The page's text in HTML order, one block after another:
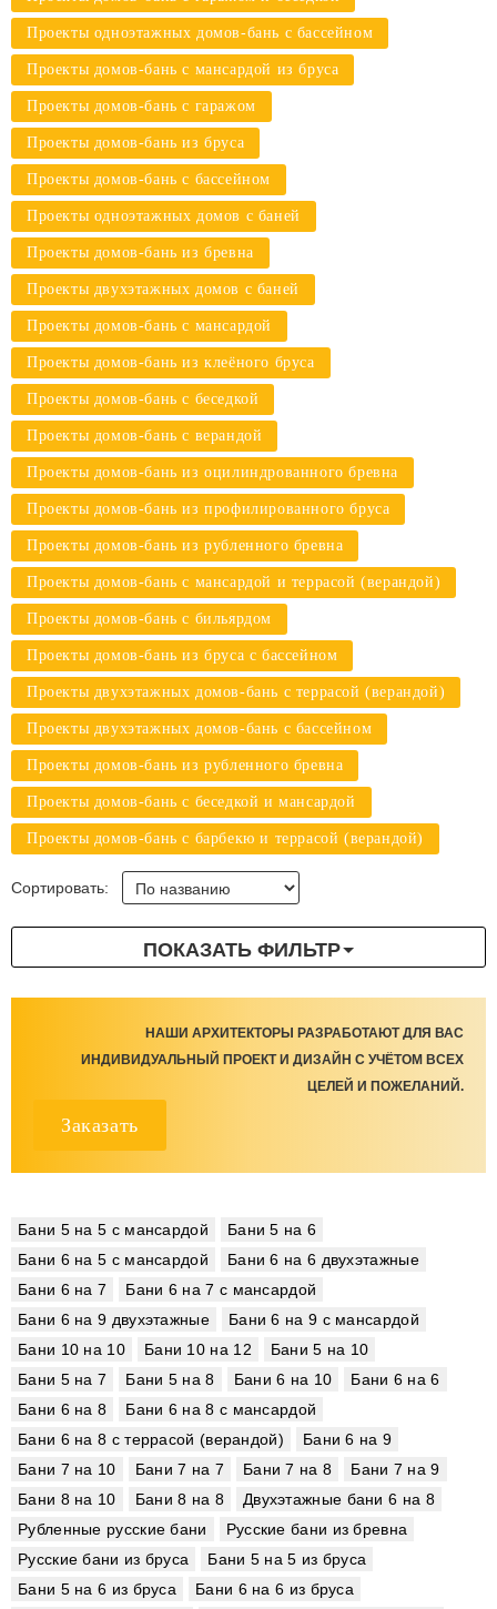
Проекты одноэтажных домов-бань с бассейном
Проекты домов-бань с мансардой из бруса
Проекты домов-бань с гаражом
Проекты домов-бань из бруса
Проекты домов-бань с бассейном
Проекты одноэтажных домов с баней
Проекты домов-бань из бревна
Проекты двухэтажных домов с баней
Проекты домов-бань с мансардой
Проекты домов-бань из клеёного бруса
Проекты домов-бань с беседкой
Проекты домов-бань с верандой
Проекты домов-бань из оцилиндрованного бревна
Проекты домов-бань из профилированного бруса
Проекты домов-бань из рубленного бревна
Проекты домов-бань с мансардой и террасой (верандой)
Проекты домов-бань с бильярдом
Проекты домов-бань из бруса с бассейном
Проекты двухэтажных домов-бань с террасой (верандой)
Проекты двухэтажных домов-бань с бассейном
Проекты домов-бань из рубленного бревна
Проекты домов-бань с беседкой и мансардой
Проекты домов-бань с барбекю и террасой (верандой)
Сортировать:
ПОКАЗАТЬ ФИЛЬТР
НАШИ АРХИТЕКТОРЫ РАЗРАБОТАЮТ ДЛЯ ВАС
ИНДИВИДУАЛЬНЫЙ ПРОЕКТ И ДИЗАЙН С УЧЁТОМ ВСЕХ
ЦЕЛЕЙ И ПОЖЕЛАНИЙ.
Заказать
Бани 5 на 5 с мансардой
Бани 5 на 6
Бани 6 на 5 с мансардой
Бани 6 на 6 двухэтажные
Бани 6 на 7
Бани 6 на 7 с мансардой
Бани 6 на 9 двухэтажные
Бани 6 на 9 с мансардой
Бани 10 на 10
Бани 10 на 12
Бани 5 на 10
Бани 5 на 7
Бани 5 на 8 Бани 6 на 10
Бани 6 на 6
Бани 6 на 8
Бани 6 на 8 с мансардой
Бани 6 на 8 с террасой (верандой)
Бани 6 на 9
Бани 7 на 10
Бани 7 на 7 Бани 7 на 8
Бани 7 на 9
Бани 8 на 10
Бани 8 на 8
Двухэтажные бани 6 на 8
Рубленные русские бани
Русские бани из бревна
Русские бани из бруса
Бани 5 на 5 из бруса
Бани 5 на 6 из бруса
Бани 6 на 6 из бруса